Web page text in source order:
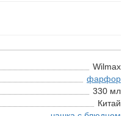
Wilmax
фарфор
330 мл
Китай